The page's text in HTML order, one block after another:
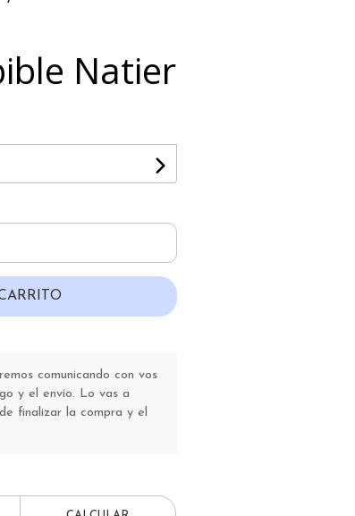
Natier
comunicando con vos
y el envío. Lo vas a
finalizar la compra y el